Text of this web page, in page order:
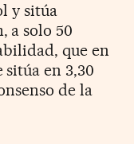
y sitúa
a solo 50
que en
sitúa en 3,30
de la